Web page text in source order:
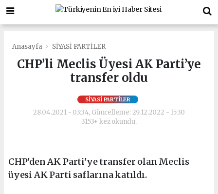
Anasayfa SİYASİ PARTİLER
CHP’li Meclis Üyesi AK Parti’ye
transfer oldu
SİYASİ PARTİLER
28.04.2021 - 03:34, Güncelleme: 29.12.2022 - 15:30
3153+ kez okundu.
CHP'den AK Parti'ye transfer olan Meclis
üyesi AK Parti saflarına katıldı.